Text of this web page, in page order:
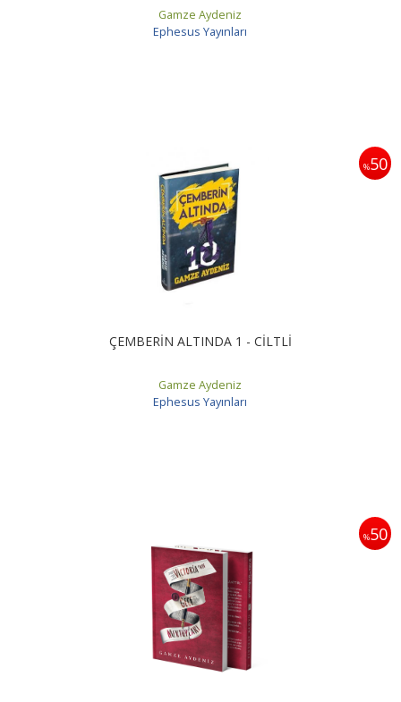
Gamze Aydeniz
Ephesus Yayınları
%50
ÇEMBERİN ALTINDA 1 - CİLTLİ
Gamze Aydeniz
Ephesus Yayınları
%50